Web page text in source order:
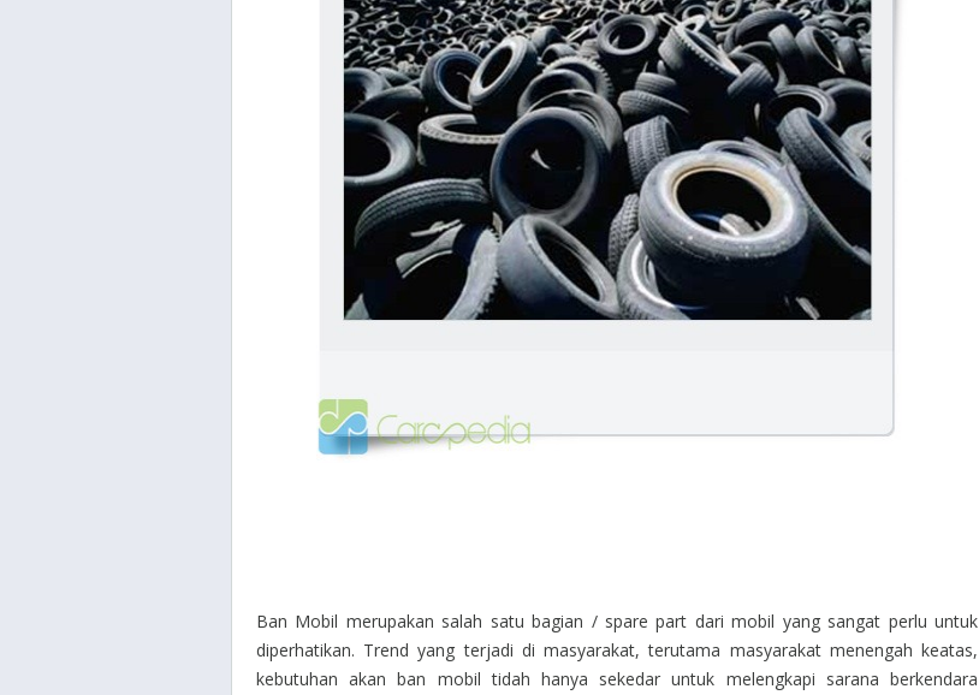
Ban Mobil merupakan salah satu bagian / spare part dari mobil yang sangat perlu untuk
diperhatikan. Trend yang terjadi di masyarakat, terutama masyarakat menengah keatas,
kebutuhan akan ban mobil tidah hanya sekedar untuk melengkapi sarana berkendara